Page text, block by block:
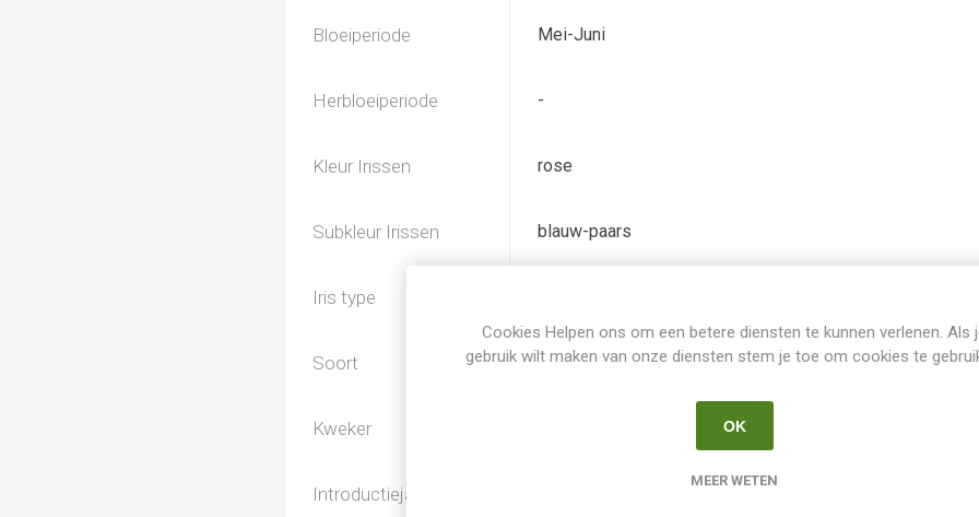
Bloeiperiode Mei-Juni
Herbloeiperiode -
Kleur Irissen rose
Subkleur Irissen blauw-paars
Iris type
Soort Iris Germanica
Kweker
Introductiejaar
Cookies Helpen ons om een betere diensten te kunnen verlenen. Als
gebruik wilt maken van onze diensten stem je toe om cookies te
OK
MEER WETEN